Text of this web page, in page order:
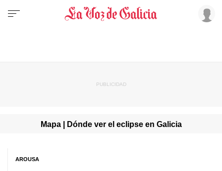
Mapa | Dónde ver el eclipse en Galicia
AROUSA